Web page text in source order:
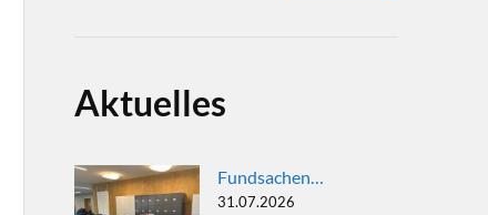
Aktuelles
Fundsachen…
31.07.2026